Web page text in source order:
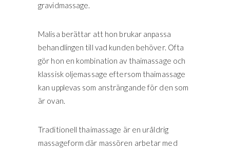
gravidmassage.
Malisa berättar att hon brukar anpassa
behandlingen till vad kunden behöver. Ofta
gör hon en kombination av thaimassage och
klassisk oljemassage eftersom thaimassage
kan upplevas som ansträngande för den som
är ovan.
Traditionell thaimassage är en uråldrig
massageform där massören arbetar med